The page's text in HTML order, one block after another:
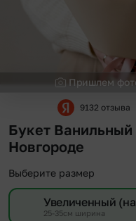
Пришлем
9132 отзыва
Букет
Новгороде
Выберите размер
Увеличенный
25-35см ширина